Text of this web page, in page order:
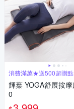
消費滿萬★送500超贈點
輝葉 YOGA舒展按
0